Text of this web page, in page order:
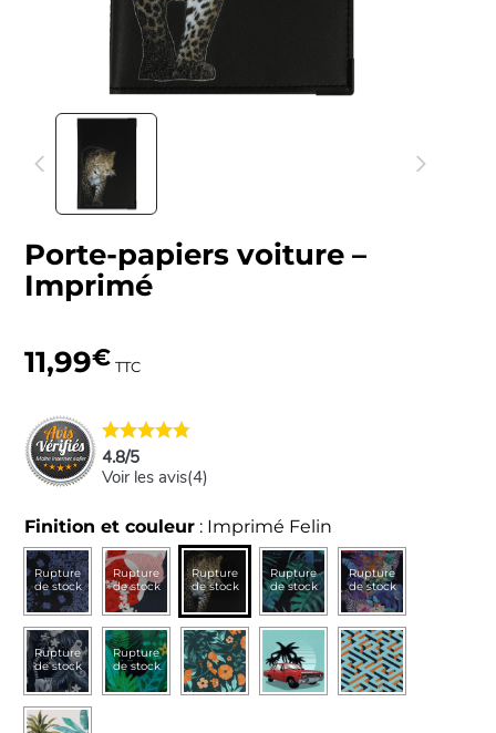
Porte-papiers voiture –
Imprimé
4.8/5
Voir les avis(4)
11,99€ TTC
Finition et couleur : Imprimé Felin
Rupture
de stock
Rupture
de stock
Rupture
de stock
Rupture
de stock
Rupture
de stock
Rupture
de stock
Rupture
de stock